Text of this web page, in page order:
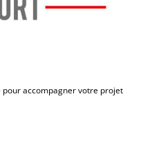
pour accompagner votre projet